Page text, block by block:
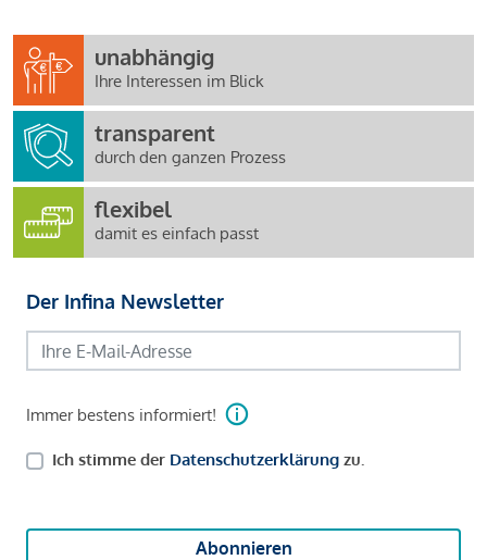
unabhängig
Ihre Interessen im Blick
transparent
durch den ganzen Prozess
flexibel
damit es einfach passt
Der Infina Newsletter
Immer bestens informiert!
Ich stimme der Datenschutzerklärung zu.
Abonnieren